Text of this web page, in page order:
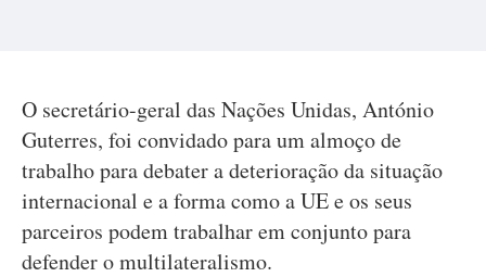
O secretário-geral das Nações Unidas, António
Guterres, foi convidado para um almoço de
trabalho para debater a deterioração da situação
internacional e a forma como a UE e os seus
parceiros podem trabalhar em conjunto para
defender o multilateralismo.